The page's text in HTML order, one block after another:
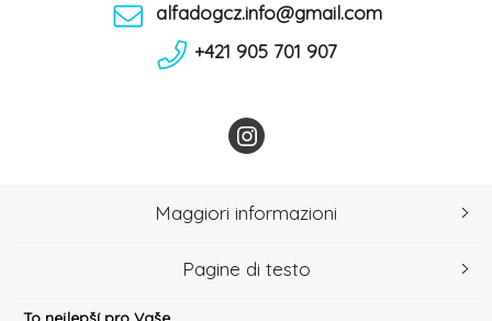
alfadogcz.info@gmail.com
+421 905 701 907
Maggiori informazioni
Pagine di testo